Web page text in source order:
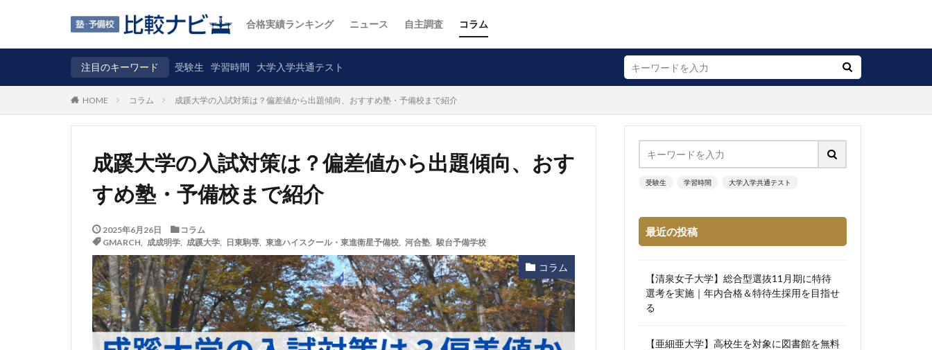
合格実績ランキング ニュース 自主調査 コラム
注目のキーワード 受験生 学習時間 大学入学共通テスト
HOME コラム 成蹊大学の入試対策は？偏差値から出題傾向、おすすめ塾・予備校まで紹介
成蹊大学の入試対策は？偏差値から出題傾向、おす
すめ塾・予備校まで紹介
2025年6月26日
コラム
GMARCH
成成明学, 成蹊大学, 日東駒専, 東進ハイスクール・東進衛星予備校, 河合塾, 駿台予備学校
コラム
受験生 学習時間 大学入学共通テスト
最近の投稿
【清泉女子大学】総合型選抜11月期に特待
選考を実施｜年内合格＆特待生採用を目指せ
る
【亜細亜大学】高校生を対象に図書館を無料